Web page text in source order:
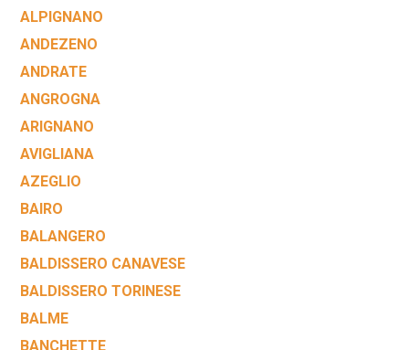
ALPIGNANO
ANDEZENO
ANDRATE
ANGROGNA
ARIGNANO
AVIGLIANA
AZEGLIO
BAIRO
BALANGERO
BALDISSERO CANAVESE
BALDISSERO TORINESE
BALME
BANCHETTE